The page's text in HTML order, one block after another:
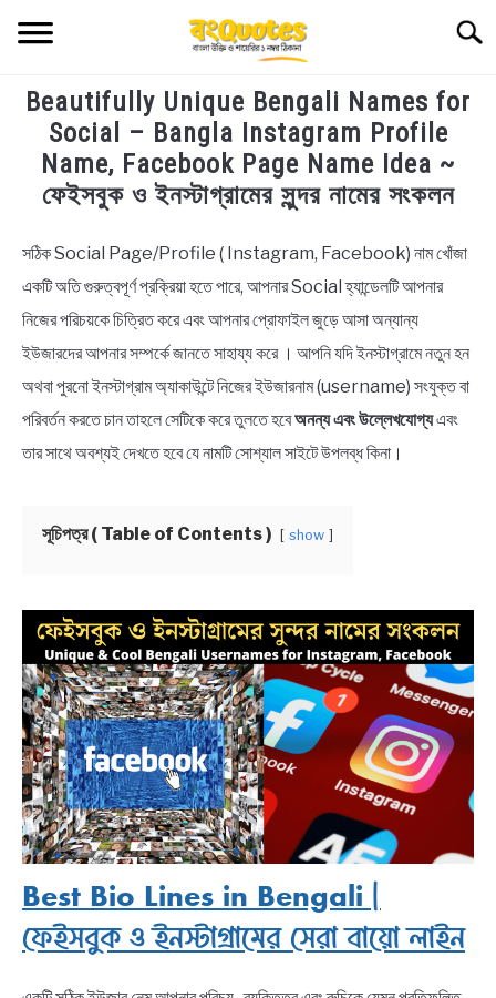
TECHNOLOGY
HEALTH & LIFESTYLE
EDUCATIONAL
BENGALI WISHES
QUOTES & CAPTIONS
BENGALI LYRICS
BENGALI NAMES
BENGALI STORIES
Beautifully Unique Bengali Names for
Social – Bangla Instagram Profile
Name, Facebook Page Name Idea ~
ফেইসবুক ও ইনস্টাগ্রামের সুন্দর নামের সংকলন
in
Bengali
সঠিক Social Page/Profile ( Instagram, Facebook) নাম খোঁজা
একটি অতি গুরুত্বপূর্ণ প্রক্রিয়া হতে পারে, আপনার Social হ্যান্ডেলটি আপনার
নিজের পরিচয়কে চিত্রিত করে এবং আপনার প্রোফাইল জুড়ে আসা অন্যান্য
ইউজারদের আপনার সম্পর্কে জানতে সাহায্য করে । আপনি যদি ইনস্টাগ্রামে নতুন হন
অথবা পুরনো ইনস্টাগ্রাম অ্যাকাউন্টে নিজের ইউজারনাম (username) সংযুক্ত বা
পরিবর্তন করতে চান তাহলে সেটিকে করে তুলতে হবেঅনন্য এবং উল্লেখযোগ্যএবং
তার সাথে অবশ্যই দেখতে হবে যে নামটি সোশ্যাল সাইটে উপলব্ধ কিনা।
সূচিপত্র ( Table of Contents ) show
Best Bio Lines in Bengali |
ফেইসবুক ও ইনস্টাগ্রামের সেরা বায়ো লাইন